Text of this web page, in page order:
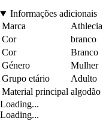
Informações adicionais
Marca
Athlecia
Cor
branco
Cor
Branco
Género
Mulher
Grupo etário
Adulto
Material principal algodão
Loading...
Loading...